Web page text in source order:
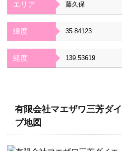
エリア 藤久保
緯度 35.84123
経度 139.53619
有限会社マエザワ三芳ダ
プ地図